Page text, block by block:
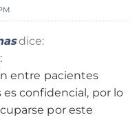
dice:
entre pacientes
confidencial, por lo
por este